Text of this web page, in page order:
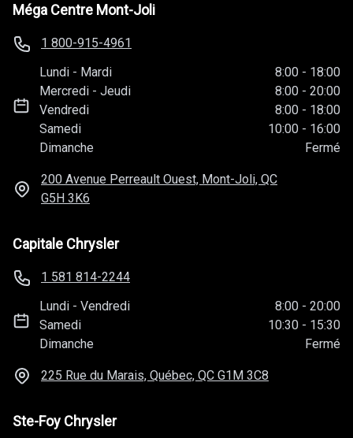
Méga Centre Mont-Joli
1 800-915-4961
Lundi - Mardi 8:00 - 18:00
Mercredi -Jeudi 8:00 - 20:00
Vendredi
8:00 - 18:00
Samedi
10:00 - 16:00
Dimanche
Fermé
200 Avenue Perreault Ouest, Mont-Joli, QC
G5H 3K6
Capitale Chrysler
1 581 814-2244
Lundi -Vendredi 8:00 - 20:00
Samedi
10:30 - 15:30
Dimanche
Fermé
225 Rue du Marais, Québec, QC G1M 3C8
Ste-Foy Chrysler